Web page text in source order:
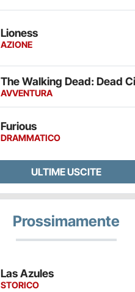
Lioness
AZIONE
The Walking Dead: Dead
AVVENTURA
Furious
DRAMMATICO
ULTIME USCITE
Prossimamente
Las Azules
STORICO